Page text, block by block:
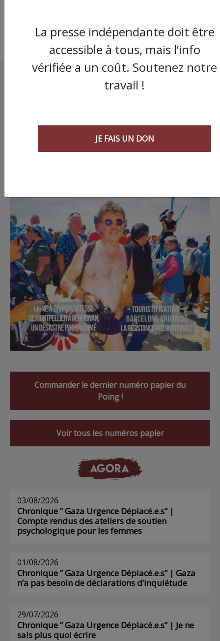
Commander le dernier numéro papier du
Poing !
Voir tous les numéros papier
AGORA
03/08/2026
Chronique ” Gaza Urgence Déplacé.e.s” |
Compte rendus des ateliers de soutien
psychologique pour les femmes
01/08/2026
Chronique ” Gaza Urgence Déplacé.e.s” | Gaza
n’a pas besoin de déclarations d’inquiétude
29/07/2026
Chronique ” Gaza Urgence Déplacé.e.s” | Je ne
sais plus quoi écrire
La presse indépendante doit être
accessible à tous, mais l’info
vérifiée a un coût. Soutenez notre
travail !
JE FAIS UN DON